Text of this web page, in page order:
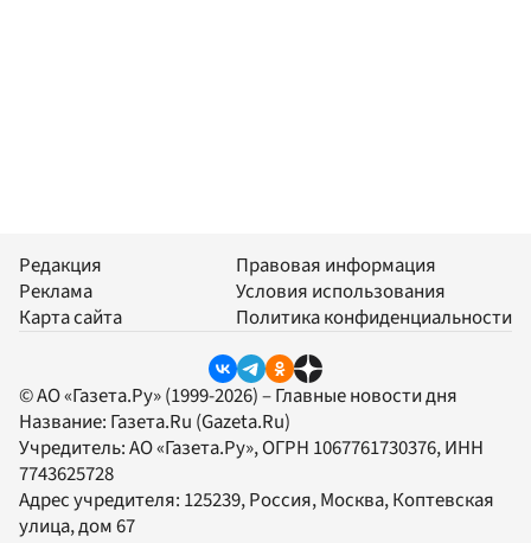
Редакция
Реклама
Карта сайта
Правовая информация
Условия использования
Политика конфиденциальности
© АО «Газета.Ру» (1999-2026) – Главные новости дня
Название: Газета.Ru (Gazeta.Ru)
Учредитель:АО «Газета.Ру», ОГРН 1067761730376, ИНН
7743625728
Адрес учредителя: 125239, Россия, Москва, Коптевская
улица, дом 67